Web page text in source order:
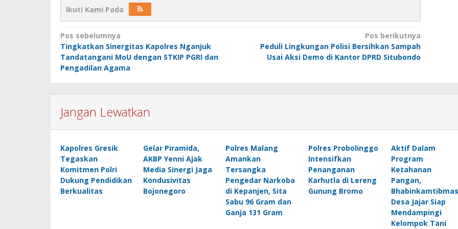
Ikuti Kami Pada
Navigasi
pos
Pos sebelumnya
Tingkatkan Sinergitas Kapolres Nganjuk
Tandatangani MoU dengan STKIP PGRI dan
Pengadilan Agama
Pos berikutnya
Peduli Lingkungan Polisi Bersihkan Sampah
Usai Aksi Demo di Kantor DPRD Situbondo
Jangan Lewatkan
Kapolres Gresik
Tegaskan
Komitmen Polri
Dukung Pendidikan
Berkualitas
Gelar Piramida,
AKBP Yenni Ajak
Media Sinergi Jaga
Kondusivitas
Bojonegoro
Polres Malang
Amankan
Tersangka
Pengedar Narkoba
di Kepanjen, Sita
Sabu 96 Gram dan
Ganja 131 Gram
Polres Probolinggo
Intensifkan
Penanganan
Karhutla di Lereng
Gunung Bromo
Aktif Dalam
Program
Ketahanan
Pangan,
Bhabinkamtibmas
Desa Jajar Siap
Mendampingi
Kelompok Tani